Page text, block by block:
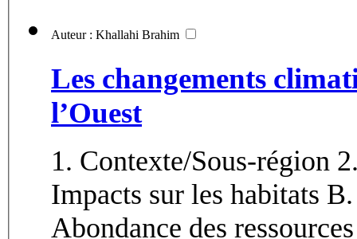
Auteur : Khallahi Brahim
Les changements
l’Ouest
1. Contexte/Sous-région
Impacts sur les habitats
Abondance des